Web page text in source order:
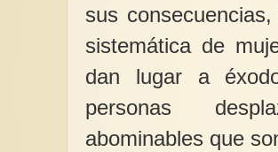
sus
sistemática de
dan lugar a
personas
abominables que